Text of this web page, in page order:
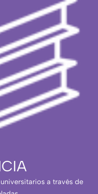
a través de